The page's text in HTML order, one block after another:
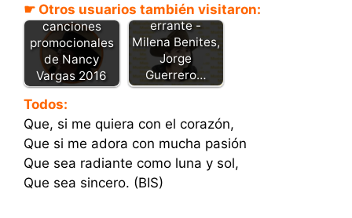
☛ Otros usuarios también visitaron:
Descarga las
canciones
promocionales
de Nancy
Vargas 2016
Golondrina
errante -
Milena Benites,
Jorge
Guerrero…
Todos:
Que, si me quiera con el corazón,
Que si me adora con mucha pasión
Que sea radiante como luna y sol,
Que sea sincero. (BIS)